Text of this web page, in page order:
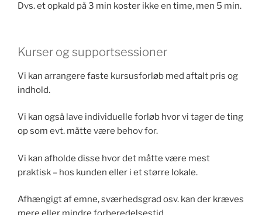
Dvs. et opkald på 3 min koster ikke en time, men 5 min.
Kurser og supportsessioner
Vi kan arrangere faste kursusforløb med aftalt pris og
indhold.
Vi kan også lave individuelle forløb hvor vi tager de ting
op som evt. måtte være behov for.
Vi kan afholde disse hvor det måtte være mest
praktisk – hos kunden eller i et større lokale.
Afhængigt af emne, sværhedsgrad osv. kan der kræves